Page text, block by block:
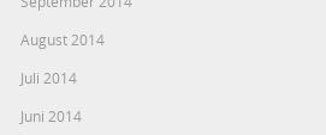
August 2014
Juli 2014
Juni 2014